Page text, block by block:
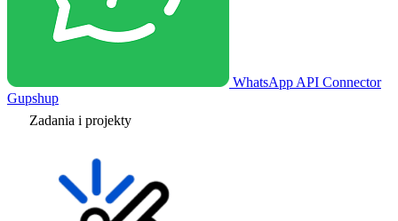
WhatsApp API Connector
Gupshup
Zadania i projekty